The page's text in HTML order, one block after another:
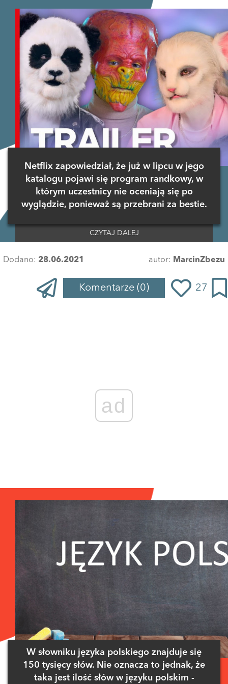
Netflix zapowiedział, że już w lipcu w jego
katalogu pojawi się program randkowy, w
którym uczestnicy nie oceniają się po
wyglądzie, ponieważ są przebrani za bestie.
CZYTAJ DALEJ
Dodano: 28.06.2021 autor: MarcinZbezu
Komentarze (0) 27
ad
W słowniku języka polskiego znajduje się
150 tysięcy słów. Nie oznacza to jednak, że
taka jest ilość słów w języku polskim -